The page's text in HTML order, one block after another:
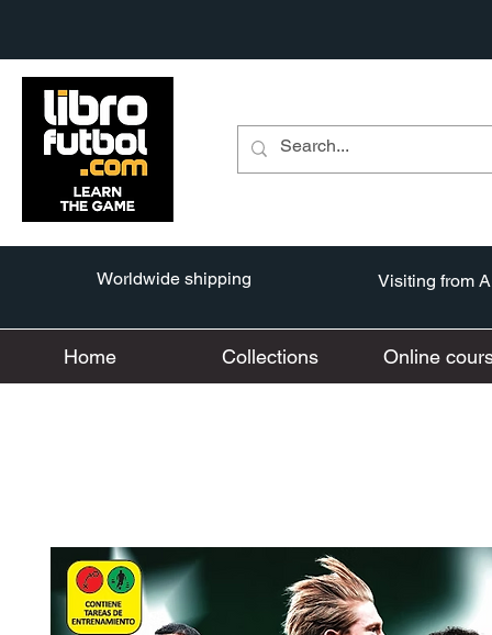
Worldwide shipping Visiting from
Home Collections Online